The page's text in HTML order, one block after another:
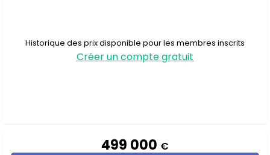
Historique des prix disponible pour les membres inscrits
Créer un compte gratuit
499 000 €